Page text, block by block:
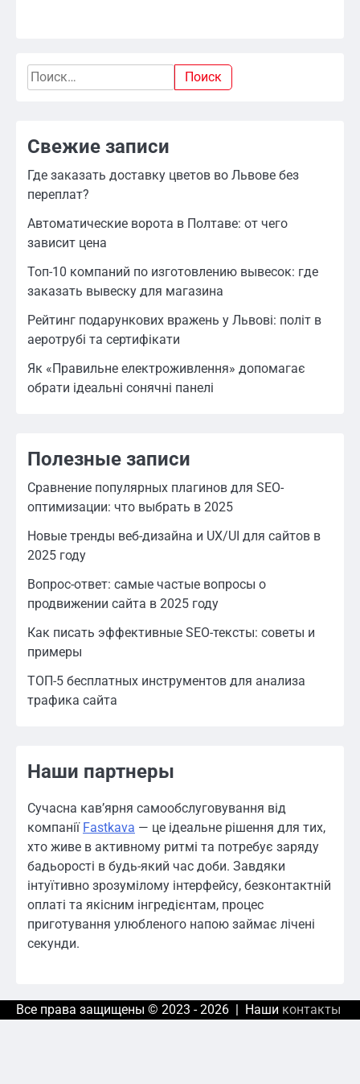
Найти:
Свежие записи
Где заказать доставку цветов во Львове без
переплат?
Автоматические ворота в Полтаве: от чего
зависит цена
Топ-10 компаний по изготовлению вывесок: где
заказать вывеску для магазина
Рейтинг подарункових вражень у Львові: політ в
аеротрубі та сертифікати
Як «Правильне електроживлення» допомагає
обрати ідеальні сонячні панелі
Полезные записи
Сравнение популярных плагинов для SEO-
оптимизации: что выбрать в 2025
Новые тренды веб-дизайна и UX/UI для сайтов в
2025 году
Вопрос-ответ: самые частые вопросы о
продвижении сайта в 2025 году
Как писать эффективные SEO-тексты: советы и
примеры
ТОП-5 бесплатных инструментов для анализа
трафика сайта
Наши партнеры
Сучасна кав’ярня самообслуговування від
компанії Fastkava — це ідеальне рішення для тих,
хто живе в активному ритмі та потребує заряду
бадьорості в будь-який час доби. Завдяки
інтуїтивно зрозумілому інтерфейсу, безконтактній
оплаті та якісним інгредієнтам, процес
приготування улюбленого напою займає лічені
секунди.
Все права защищены © 2023 - 2026 | Наши контакты